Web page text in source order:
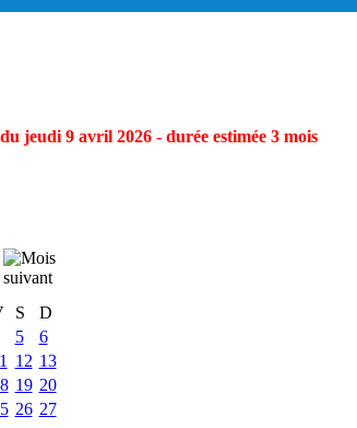
jeudi 9 avril 2026 - durée estimée 3 mois
S
D
5
6
12 13
19 20
26 27